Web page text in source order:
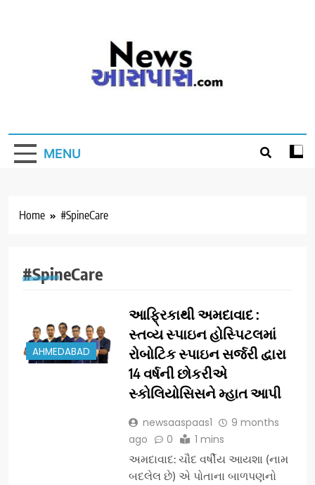
MENU
Home #SpineCare
#SpineCare
AHMEDABAD
આફ્રિકાથી અમદાવાદ :
સ્તવ્ય સ્પાઇન હોસ્પિટલમાં
રોબોટિક સ્પાઇન સર્જરી દ્વારા
14 વર્ષની છોકરીએ
સ્કોલિયોસિસને મ્હાત આપી
newsaaspaas1
9 months
ago
0 1 mins
અમદાવાદ: ચૌદ વર્ષીય આયશા (નામ
બદલેલ છે) એ પોતાના બાળપણનો